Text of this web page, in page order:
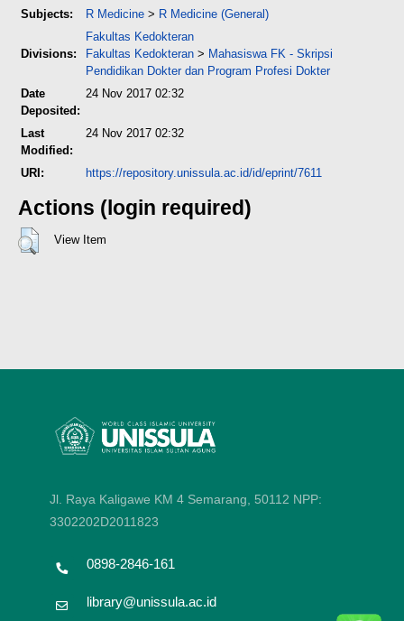
Subjects:
R Medicine > R Medicine (General)
Divisions:
Fakultas Kedokteran
Fakultas Kedokteran > Mahasiswa FK - Skripsi
Pendidikan Dokter dan Program Profesi Dokter
Date
Deposited:
24 Nov 2017 02:32
Last
Modified:
24 Nov 2017 02:32
URI: https://repository.unissula.ac.id/id/eprint/7611
Actions (login required)
View Item
Jl. Raya Kaligawe KM 4 Semarang, 50112 NPP:
3302202D2011823
0898-2846-161
library@unissula.ac.id